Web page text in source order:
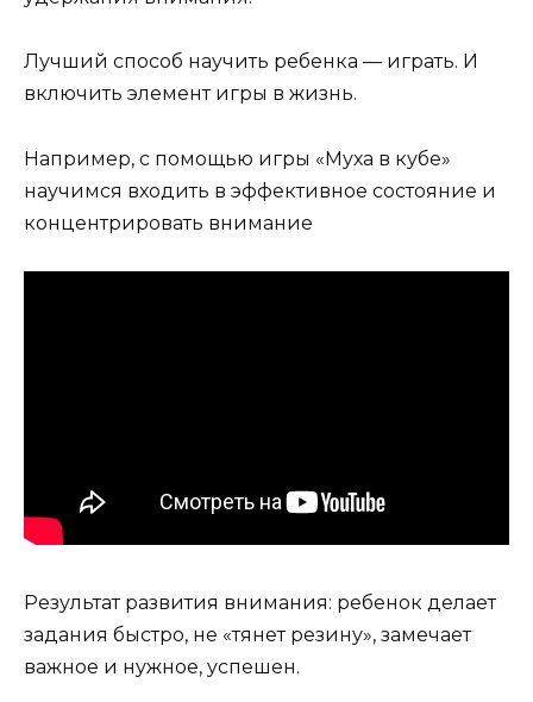
Лучший способ научить ребенка — играть. И
включить элемент игры в жизнь.
Например, с помощью игры «Муха в кубе»
научимся входить в эффективное состояние и
концентрировать внимание
Результат развития внимания: ребенок делает
задания быстро, не «тянет резину», замечает
важное и нужное, успешен.